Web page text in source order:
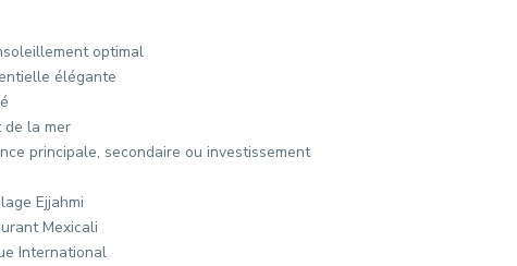
optimal
élégante
de la mer
principale, secondaire ou investissement
Ejjahmi
Mexicali
International